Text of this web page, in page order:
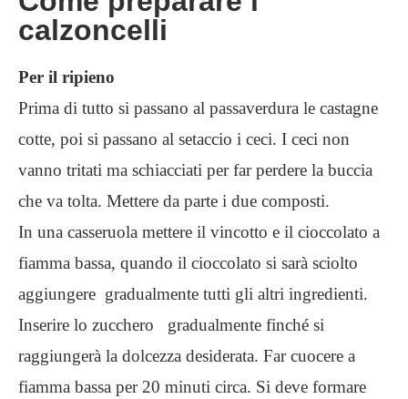
calzoncelli
Per il ripieno
Prima di tutto si passano al passaverdura le castagne
cotte, poi si passano al setaccio i ceci. I ceci non
vanno tritati ma schiacciati per far perdere la buccia
che va tolta. Mettere da parte i due composti.
In una casseruola mettere il vincotto e il cioccolato a
fiamma bassa, quando il cioccolato si sarà sciolto
aggiungere gradualmente tutti gli altri ingredienti.
Inserire lo zucchero gradualmente finché si
raggiungerà la dolcezza desiderata. Far cuocere a
fiamma bassa per 20 minuti circa. Si deve formare